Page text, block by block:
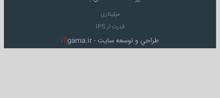
میلیتاری
قدرت از IPS
طراحي و توسعه سايت - iTgama.ir